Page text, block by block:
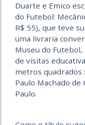
Duarte e Emico
do Futebol:
R$ 55), que teve
uma livraria
Museu do
de visitas
metros quadrados
Paulo Machado de
Paulo.